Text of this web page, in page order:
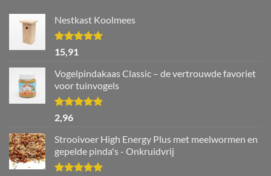
Nestkast Koolmees
Waardering
5.00
15,91
Vogelpindakaas Classic – de vertrouwde favoriet
voor tuinvogels
Waardering
5.00
2,96
Strooivoer High Energy Plus met meelwormen en
gepelde pinda's - Onkruidvrij